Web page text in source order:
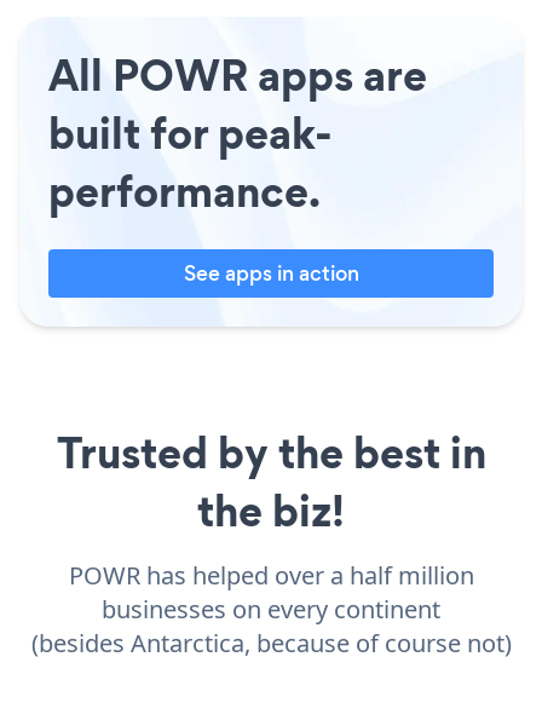
All POWR apps are
built for peak-
performance.
See apps in action
Trusted by the best in
the biz!
POWR has helped over a half million
businesses on every continent
(besides Antarctica, because of course not)